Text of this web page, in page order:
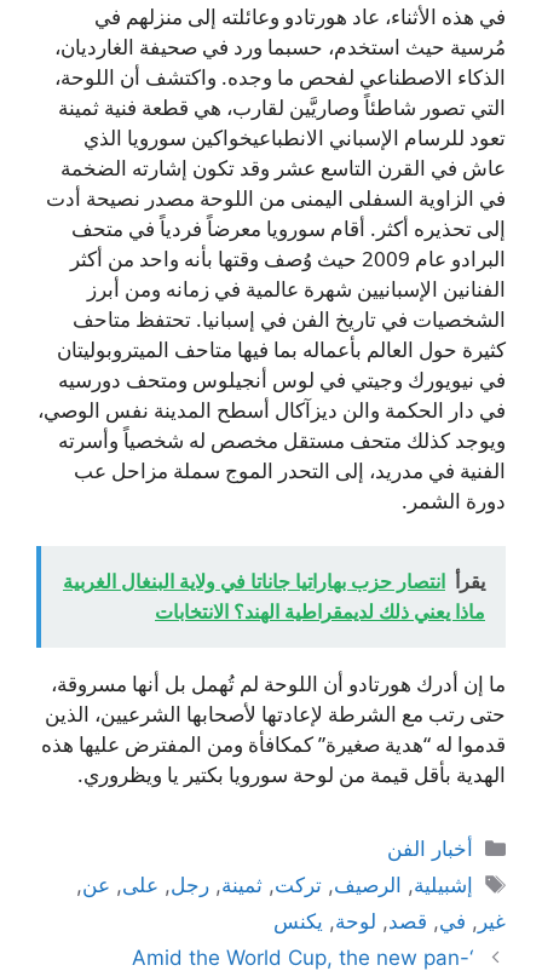
في هذه الأثناء، عاد هورتادو وعائلته إلى منزلهم في
مُرسية حيث استخدم، حسبما ورد في صحيفة الغارديان،
الذكاء الاصطناعي لفحص ما وجده. واكتشف أن اللوحة،
التي تصور شاطئاً وصاريَّين لقارب، هي قطعة فنية ثمينة
تعود للرسام الإسباني الانطباعيخواكين سورويا الذي
عاش في القرن التاسع عشر وقد تكون إشارته الضخمة
في الزاوية السفلى اليمنى من اللوحة مصدر نصيحة أدت
إلى تحذيره أكثر. أقام سورويا معرضاً فردياً في متحف
البرادو عام 2009 حيث وُصف وقتها بأنه واحد من أكثر
الفنانين الإسبانيين شهرة عالمية في زمانه ومن أبرز
الشخصيات في تاريخ الفن في إسبانيا. تحتفظ متاحف
كثيرة حول العالم بأعماله بما فيها متاحف الميتروبوليتان
في نيويورك وجيتي في لوس أنجيلوس ومتحف دورسيه
في دار الحكمة والن ديزآكال أسطح المدينة نفس الوصي،
ويوجد كذلك متحف مستقل مخصص له شخصياً وأسرته
الفنية في مدريد، إلى التحدر الموج سملة مزاحل عب
دورة الشمر.
يقرأ انتصار حزب بهاراتيا جاناتا في ولاية البنغال الغربية
ماذا يعني ذلك لديمقراطية الهند؟ الانتخابات
ما إن أدرك هورتادو أن اللوحة لم تُهمل بل أنها مسروقة،
حتى رتب مع الشرطة لإعادتها لأصحابها الشرعيين، الذين
قدموا له “هدية صغيرة” كمكافأة ومن المفترض عليها هذه
الهدية بأقل قيمة من لوحة سورويا بكتير يا ويظروري.
التصنيفات
أخبار الفن
الوسوم
إشبيلية, الرصيف,تركت,ثمينة,رجل, على, عن,
غير , في, قصد, لوحة, يكنس
‘Amid the World Cup, the new pan-